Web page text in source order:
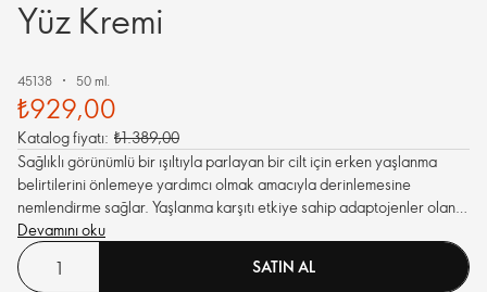
Yüz Kremi
45138 50 ml.
₺929,00
Katalog fiyatı: ₺1.389,00
Sağlıklı görünümlü bir ışıltıyla parlayan bir cilt için erken yaşlanma
belirtilerini önlemeye yardımcı olmak amacıyla derinlemesine
nemlendirme sağlar. Yaşlanma karşıtı etkiye sahip adaptojenler olan
Ashwaganda ve Şizandra üzümü özleri ile Vegan tip cilt bakımı sunar.
Devamını oku
SATIN AL